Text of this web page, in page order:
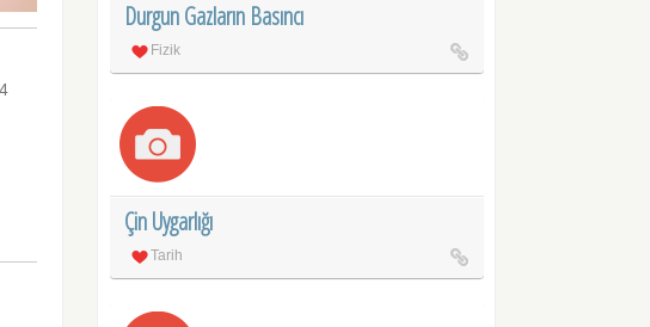
Durgun Gazların Basıncı
Fizik
Çin Uygarlığı
Tarih